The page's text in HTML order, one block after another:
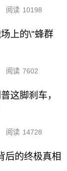
阅读 10198
上的\"蜂群
阅读 7602
这脚刹车，
阅读 14728
后的终极真相